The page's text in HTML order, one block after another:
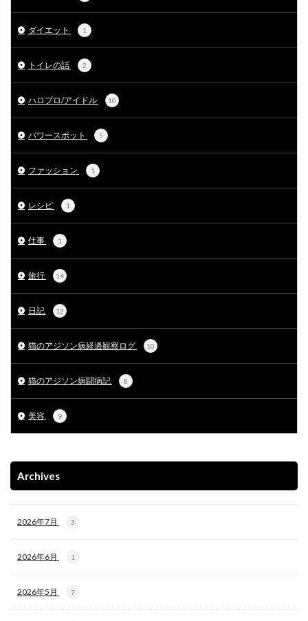
ダイエット 1
トイレの話 2
ハロプロ/アイドル 10
パワースポット 5
ファッション 1
レシピ 1
仕事 1
旅行 14
日記 12
猫のアジソン病経過観察ログ 10
猫のアジソン病闘病記 8
美容 9
Archives
2026年7月 3
2026年6月 1
2026年5月 7